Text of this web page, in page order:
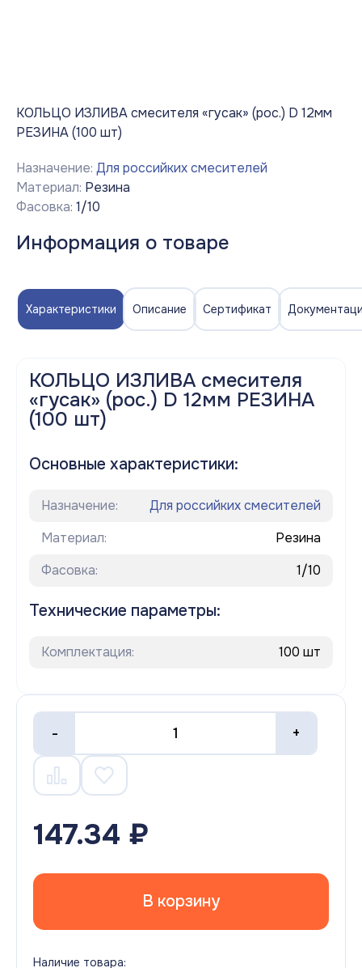
КОЛЬЦО ИЗЛИВА смесителя «гусак» (рос.) D 12мм
РЕЗИНА (100 шт)
Назначение: Для российких смесителей
Материал: Резина
Фасовка: 1/10
Информация о товаре
Характеристики Описание Сертификат
КОЛЬЦО ИЗЛИВА смесителя
«гусак» (рос.) D 12мм РЕЗИНА
(100 шт)
Основные характеристики:
Назначение:
Для российких смесителей
Материал:
Резина
Фасовка:
1/10
Технические параметры:
Комплектация: 100 шт
- +
147.34 ₽
В корзину
Наличие товара: